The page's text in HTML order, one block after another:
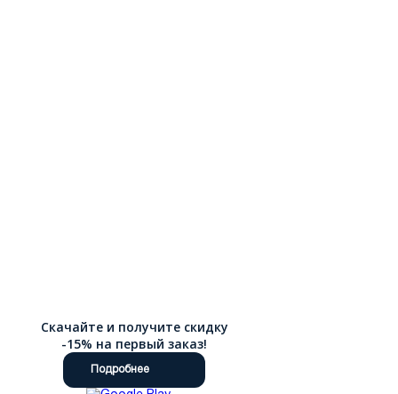
Скачайте и получите скидку
-15% на первый заказ!
Подробнее